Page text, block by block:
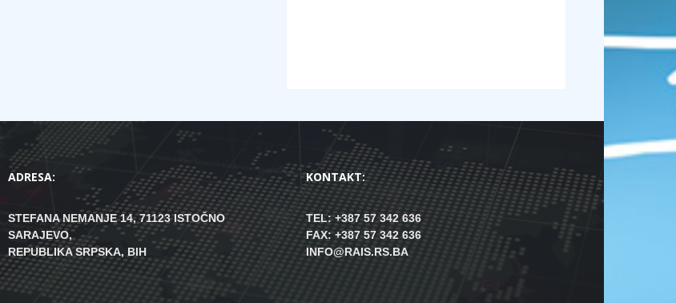
ADRESA:
STEFANA NEMANJE 14, 71123 ISTOČNO
SARAJEVO,
REPUBLIKA SRPSKA, BIH
KONTAKT:
TEL: +387 57 342 636
FAX: +387 57 342 636
INFO@RAIS.RS.BA